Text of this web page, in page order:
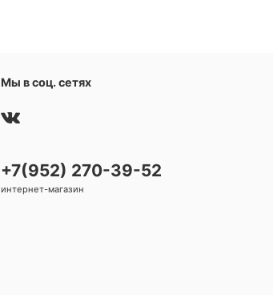
Мы в соц. сетях
+7(952) 270-39-52
интернет-магазин